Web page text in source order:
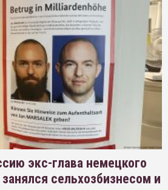
экс-глава немецкого
сельхозбизнесом и